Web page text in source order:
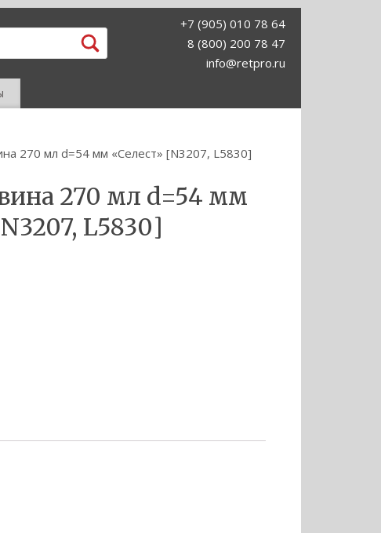
+7 (905) 010 78 64
8 (800) 200 78 47
info@retpro.ru
270 мл d=54 мм «Селест» [N3207, L5830]
270 мл d=54 мм
L5830]